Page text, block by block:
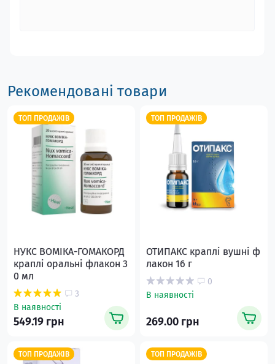
Рекомендовані товари
ТОП ПРОДАЖІВ
НУКС ВОМІКА-ГОМАКОРД
краплі оральні флакон 3
0 мл
3
В наявності
549.19 грн
ТОП ПРОДАЖІВ
ОТИПАКС краплі вушні ф
лакон 16 г
0
В наявності
269.00 грн
ТОП ПРОДАЖІВ ТОП ПРОДАЖІВ